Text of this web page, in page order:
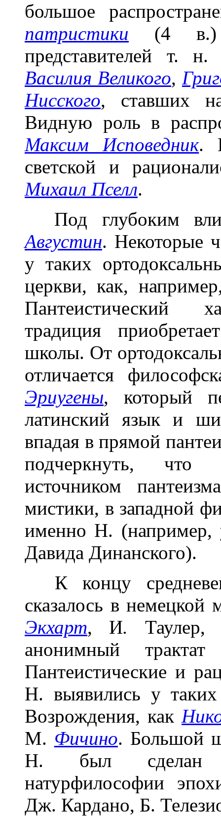
большое
патристики
(4 в.)
представителей т.
Василия Великого,
Нисского, ставших
Видную роль в
Максим Исповедник.
светской и
Михаил Пселл.
Под глубоким
Августин. Некоторые
у таких
церкви, как,
Пантеистический
традиция
школы. От
отличается
Эриугены, который
латинский язык и
впадая в прямой
подчеркнуть, что
источником
мистики, в западной
именно Н.
Давида Динанского).
К концу
сказалось в
Экхарт, И.
анонимный трактат
Пантеистические и
Н. выявились у таких
Возрождения, как
М. Фичино. Большой
Н. был сделан в
натурфилософии
Дж. Кардано, Б.